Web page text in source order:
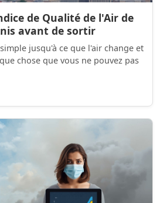
de Qualité de l'Air de
avant de sortir
jusqu'à ce que l'air change et
chose que vous ne pouvez pas